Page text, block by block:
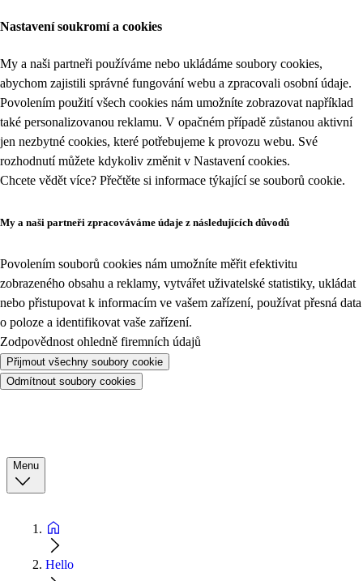
Nastavení soukromí a cookies
My a naši partneři používáme nebo ukládáme soubory cookies,
abychom zajistili správné fungování webu a zpracovali osobní údaje.
Povolením použití všech cookies nám umožníte zobrazovat například
také personalizovanou reklamu. V opačném případě zůstanou aktivní
jen nezbytné cookies, které potřebujeme k provozu webu. Své
rozhodnutí můžete kdykoliv změnit v Nastavení cookies.
Chcete vědět více? Přečtěte si informace týkající se souborů cookie.
My a naši partneři zpracováváme údaje z následujících důvodů
Povolením souborů cookies nám umožníte měřit efektivitu
zobrazeného obsahu a reklamy, vytvářet uživatelské statistiky, ukládat
nebo přistupovat k informacím ve vašem zařízení, používat přesná data
o poloze a identifikovat vaše zařízení.
Zodpovědnost ohledně firemních údajů
Přijmout všechny soubory cookie
Odmítnout soubory cookies
Menu
Hello